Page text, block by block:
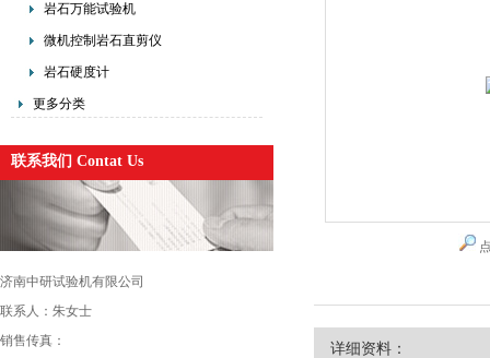
岩石万能试验机
微机控制岩石直剪仪
岩石硬度计
更多分类
联系我们 Contat Us
济南中研试验机有限公司
联系人：朱女士
销售传真：
详细资料：